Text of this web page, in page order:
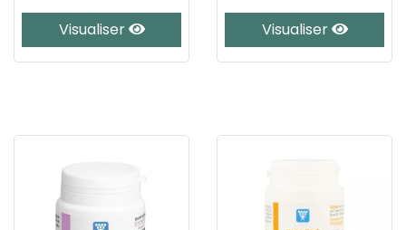
Visualiser Visualiser